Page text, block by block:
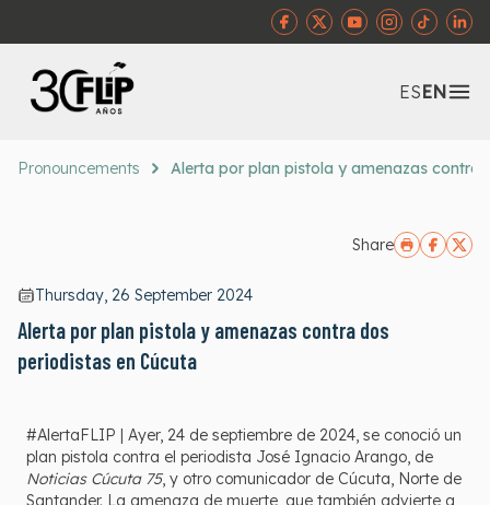
ESEN
Pronouncements Alerta por plan pistola y amenazas contra
Share
Thursday, 26 September 2024
Alerta por plan pistola y amenazas contra dos
periodistas en Cúcuta
#AlertaFLIP | Ayer, 24 de septiembre de 2024, se conoció un
plan pistola contra el periodista José Ignacio Arango, de
Noticias Cúcuta 75, y otro comunicador de Cúcuta, Norte de
Santander. La amenaza de muerte, que también advierte a